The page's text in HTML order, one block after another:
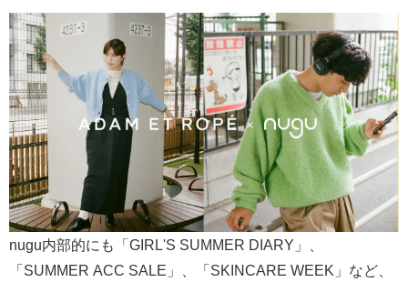
nugu内部的にも「GIRL'S SUMMER DIARY」、
「SUMMER ACC SALE」、「SKINCARE WEEK」など、